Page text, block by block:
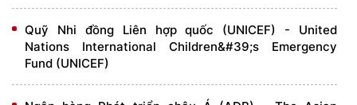
Quỹ Nhi đồng Liên hợp quốc (UNICEF) - United
Nations International Children&#39;s Emergency
Fund (UNICEF)